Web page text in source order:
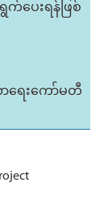
ပေးရန်ဖြစ်
ရေးကော်မတီ